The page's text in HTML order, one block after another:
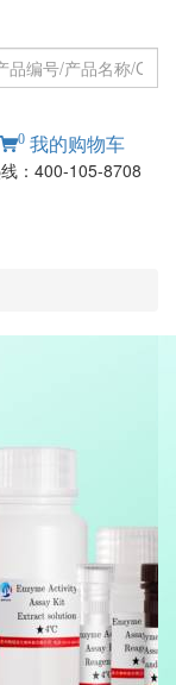
0 我的购物车
：400-105-8708